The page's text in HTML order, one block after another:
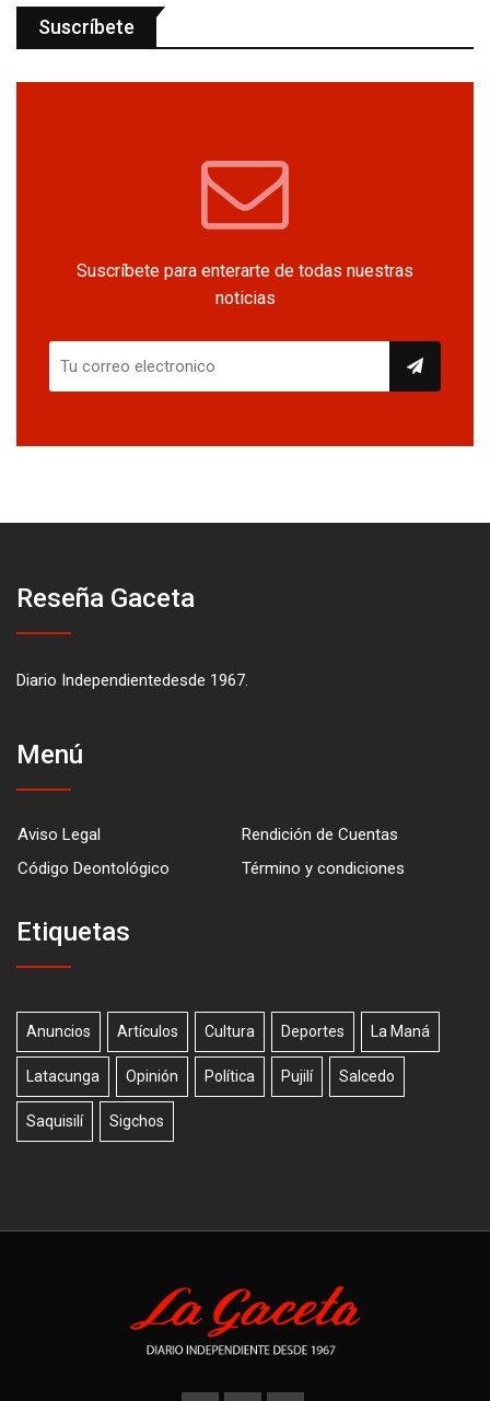
Suscríbete
Suscríbete para enterarte de todas nuestras
noticias
Reseña Gaceta
Diario Independientedesde 1967.
Menú
Aviso Legal
Rendición de Cuentas
Código Deontológico
Término y condiciones
Etiquetas
Anuncios Artículos Cultura Deportes La Maná
Latacunga Opinión Política Pujilí Salcedo
Saquisilí Sigchos